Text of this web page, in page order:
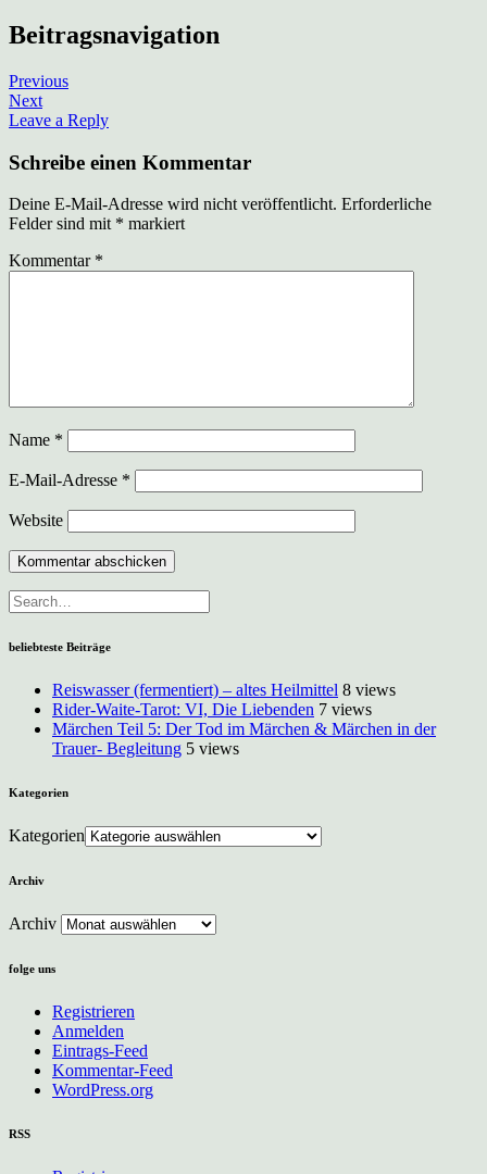
Beitragsnavigation
Previous
Next
Leave a Reply
Schreibe einen Kommentar
Deine E-Mail-Adresse wird nicht veröffentlicht. Erforderliche
Felder sind mit * markiert
Kommentar *
Name *
E-Mail-Adresse *
Website
beliebteste Beiträge
Reiswasser (fermentiert) – altes Heilmittel 8 views
Rider-Waite-Tarot: VI, Die Liebenden 7 views
Märchen Teil 5: Der Tod im Märchen & Märchen in der
Trauer- Begleitung 5 views
Kategorien
Kategorien
Archiv
Archiv
folge uns
Registrieren
Anmelden
Eintrags-Feed
Kommentar-Feed
WordPress.org
RSS